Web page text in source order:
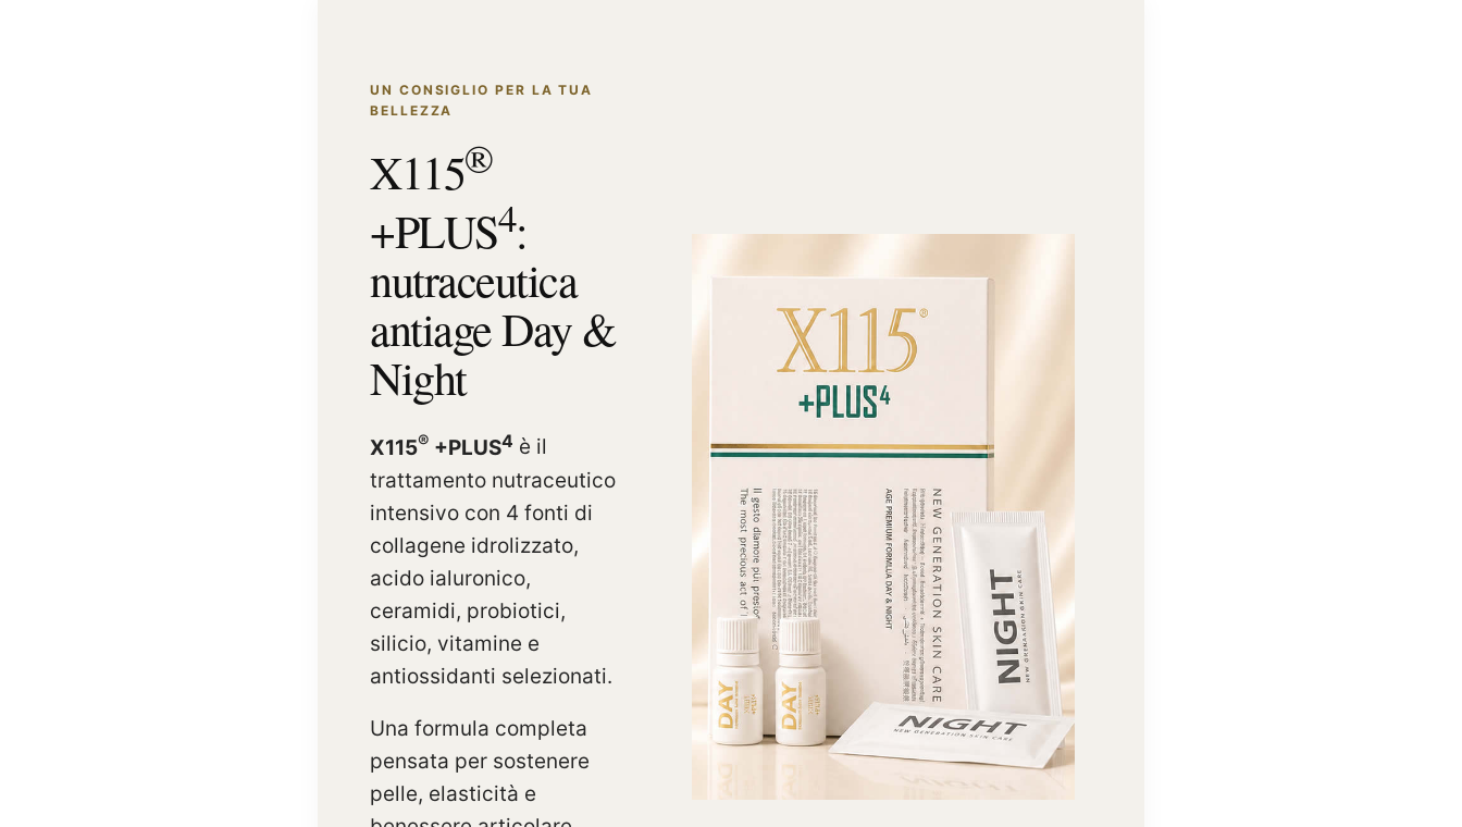
UN CONSIGLIO PER LA TUA
BELLEZZA
X115®
+PLUS4:
nutraceutica
antiage Day &
Night
X115® +PLUS4 è il
trattamento nutraceutico
intensivo con 4 fonti di
collagene idrolizzato,
acido ialuronico,
ceramidi, probiotici,
silicio, vitamine e
antiossidanti selezionati.
Una formula completa
pensata per sostenere
pelle, elasticità e